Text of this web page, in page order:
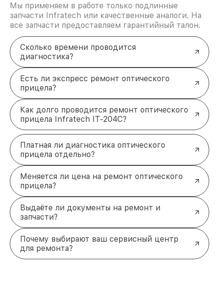
Мы применяем в работе только подлинные
запчасти Infratech или качественные аналоги. На
все запчасти предоставляем гарантийный талон.
Сколько времени проводится
диагностика?
Есть ли экспресс ремонт оптического
прицела?
Как долго проводится ремонт оптического
прицела Infratech IT-204C?
Платная ли диагностика оптического
прицела отдельно?
Меняется ли цена на ремонт оптического
прицела?
Выдаёте ли документы на ремонт и
запчасти?
Почему выбирают ваш сервисный центр
для ремонта?